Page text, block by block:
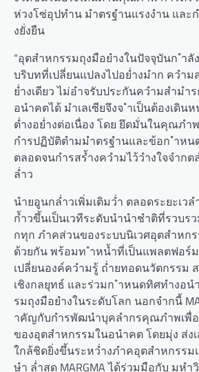
ห่วงโซ่อุปทำน มำตรฐำนแรงงำน และ
งยั่งยืน
“อุตสำหกรรมถุงมือยำงในปัจจุบันก ำลั
บริบทที่เปลี่ยนแปลงไปอย่ำงมำก ควำม
ย่ำงเดียว ไม่อำจรับประกันควำมสำมำ
อนำคตได้ มำเลเซียจึงจ ำเป็นต้องเดิน
ต่ำงอย่ำงต่อเนื่อง โดย ยึดมั่นในคุณภำ
กำรปฏิบัติตำมมำตรฐำนและข้อก ำหน
ตลอดจนกำรสร้ำงควำมไว้วำงใจจำก
ล่ำว
นำยอูนกล่ำวเพิ่มเติมว่ำ ตลอดระยะเวล
ก้ำวขึ้นเป็นเวทีระดับนำนำชำติที่รวบร
กทุก ภำคส่วนของระบบนิเวศอุตสำหกร
ด้วยกัน พร้อมท ำหน้ำที่เป็นแพลตฟอร์
เปลี่ยนองค์ควำมรู้ ถ่ำยทอดนวัตกรรม
เชิงกลยุทธ์ และร่วมก ำหนดทิศทำงอ
รมถุงมือยำงในระดับโลก นอกจำกนี้
ำคัญกับกำรพัฒนำบุคลำกรคุณภำพเพื่อ
ของอุตสำหกรรมในอนำคต โดยมุ่ง ส่ง
ใกล้ชิดยิ่งขึ้นระหว่ำงภำคอุตสำหกรร
ษำ ล่ำสุด MARGMA ได้ร่วมมือกับ มห